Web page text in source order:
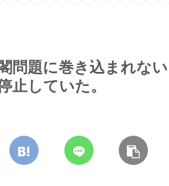
問題に巻き込まれな
止していた。